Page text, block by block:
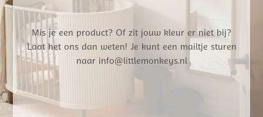
Mis je een product? Of zit jouw kleur er niet bij?
Laat het ons dan weten! Je kunt een mailtje sturen
naar info@littlemonkeys.nl